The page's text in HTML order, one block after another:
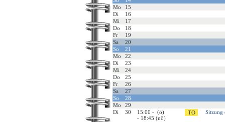
Mo
15
Di
16
Mi
17
Do
18
Fr
19
Sa
20
So
21
Mo
22
Di
23
Mi
24
Do
25
Fr
26
Sa
27
So
28
Mo
29
Di
30
15:00 - (ö)
- 18:45 (nö)
Sitzung